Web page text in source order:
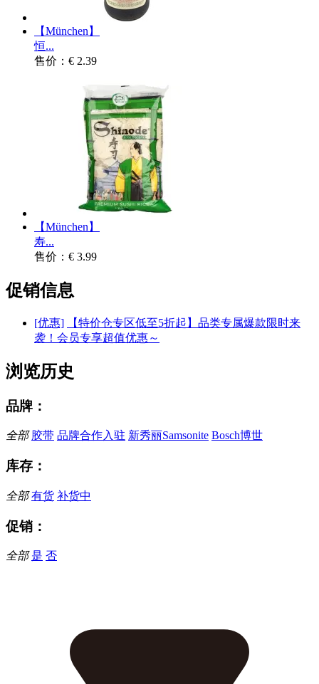
【München】
恒...
售价：€ 2.39
【München】
寿...
售价：€ 3.99
促销信息
[优惠]
【特价仓专区低至5折起】品类专属爆款限时来
袭！会员专享超值优惠～
浏览历史
品牌：
全部 胶带 品牌合作入驻 新秀丽Samsonite Bosch博世
库存：
全部 有货 补货中
促销：
全部 是 否